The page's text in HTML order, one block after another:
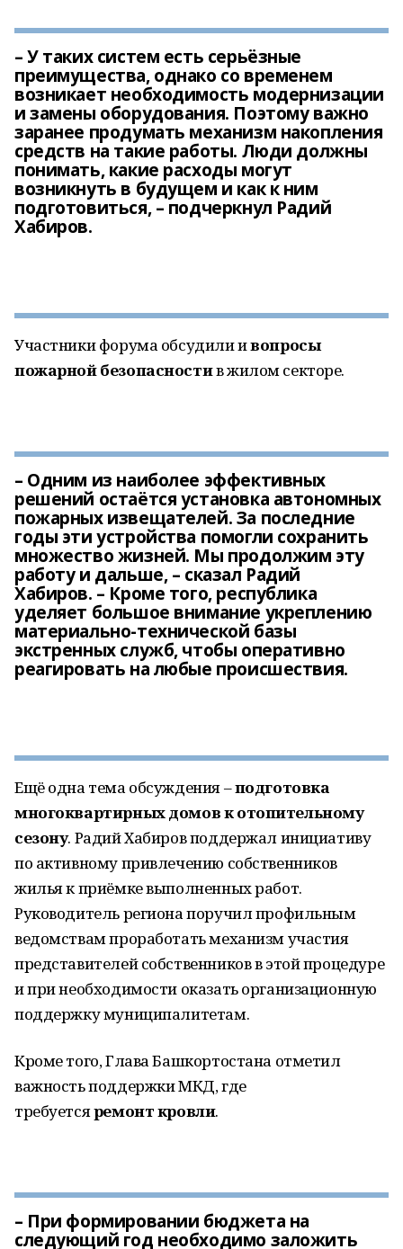
– У таких систем есть серьёзные
преимущества, однако со временем
возникает необходимость модернизации
и замены оборудования. Поэтому важно
заранее продумать механизм накопления
средств на такие работы. Люди должны
понимать, какие расходы могут
возникнуть в будущем и как к ним
подготовиться, – подчеркнул Радий
Хабиров.
Участники форума обсудили ивопросы
пожарной безопасностив жилом секторе.
– Одним из наиболее эффективных
решений остаётся установка автономных
пожарных извещателей. За последние
годы эти устройства помогли сохранить
множество жизней. Мы продолжим эту
работу и дальше, – сказал Радий
Хабиров. – Кроме того, республика
уделяет большое внимание укреплению
материально-технической базы
экстренных служб, чтобы оперативно
реагировать на любые происшествия.
Ещё одна тема обсуждения –подготовка
многоквартирных домов к отопительному
сезону. Радий Хабиров поддержал инициативу
по активному привлечению собственников
жилья к приёмке выполненных работ.
Руководитель региона поручил профильным
ведомствам проработать механизм участия
представителей собственников в этой процедуре
и при необходимости оказать организационную
поддержку муниципалитетам.
Кроме того, Глава Башкортостана отметил
важность поддержки МКД, где
требуетсяремонт кровли.
– При формировании бюджета на
следующий год необходимо заложить